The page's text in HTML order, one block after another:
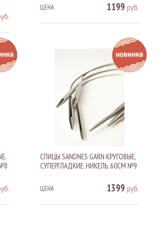
ЦЕНА 1199 руб.
СПИЦЫ SANDNES GARN КРУГОВЫЕ,
СУПЕРГЛАДКИЕ, НИКЕЛЬ, 60СМ №9
ЦЕНА 1399 руб.